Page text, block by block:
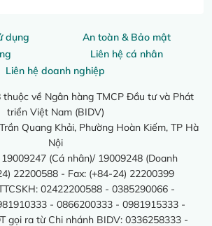
dụng
An toàn & Bảo mật
Liên hệ cá nhân
Liên hệ doanh nghiệp
về Ngân hàng TMCP Đầu tư và Phát
triển Việt Nam (BIDV)
Quang Khải, Phường Hoàn Kiếm, TP Hà
Nội
(Cá nhân)/ 19009248 (Doanh
22200588 - Fax: (+84-24) 22200399
02422200588 - 0385290066 -
- 0866200333 - 0981915333 -
gọi ra từ Chi nhánh BIDV: 0336258333 -